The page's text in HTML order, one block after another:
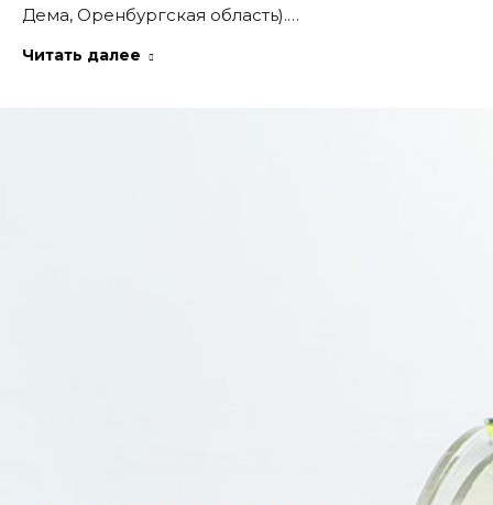
Дема, Оренбургская область).…
Читать далее